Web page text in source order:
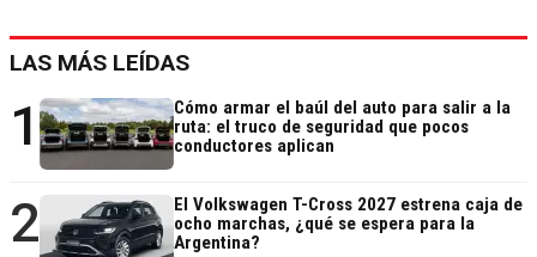
LAS MÁS LEÍDAS
1
Cómo armar el baúl del auto para salir a la
ruta: el truco de seguridad que pocos
conductores aplican
2
El Volkswagen T-Cross 2027 estrena caja de
ocho marchas, ¿qué se espera para la
Argentina?